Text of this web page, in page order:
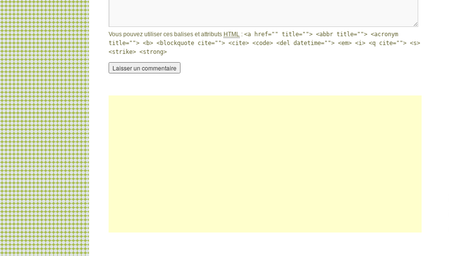
Vous pouvez utiliser ces balises et attributs HTML : <a href="" title=""> <abbr title=""> <acronym
title=""> <b> <blockquote cite=""> <cite> <code> <del datetime=""> <em> <i> <q cite=""> <s>
<strike> <strong>